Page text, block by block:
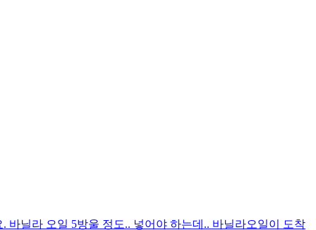
바닐라 오일 5방울 정도.. 넣어야 하는데.. 바닐라오일이 도착